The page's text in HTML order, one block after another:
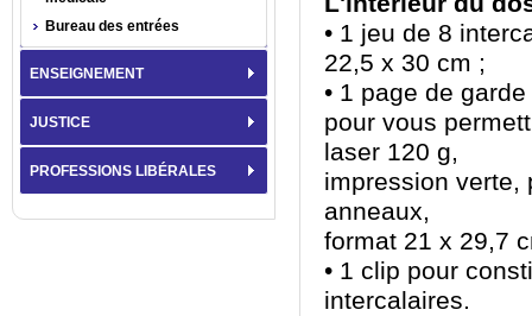
• 1 jeu de 8
22,5 x 30 cm ;
• 1 page de
pour vous
laser 120 g,
impression verte,
anneaux,
format 21 x 29,7
• 1 clip pour
intercalaires.
Bureau des entrées
ENSEIGNEMENT
JUSTICE
PROFESSIONS LIBÉRALES